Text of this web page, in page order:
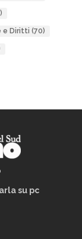
e Diritti (70)
su pc